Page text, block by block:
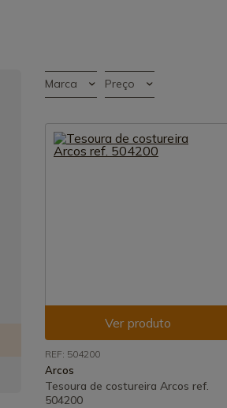
Marca Preço
Ver produto
REF: 504200
Arcos
Tesoura de costureira Arcos ref.
504200